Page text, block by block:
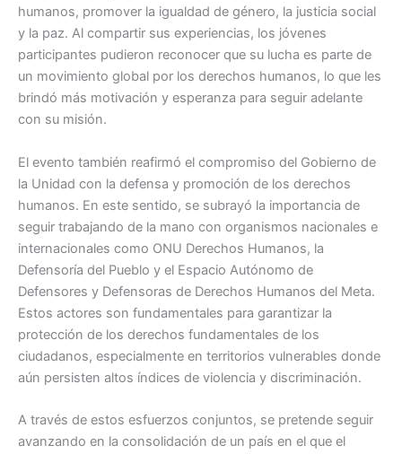
humanos, promover la igualdad de género, la justicia social
y la paz. Al compartir sus experiencias, los jóvenes
participantes pudieron reconocer que su lucha es parte de
un movimiento global por los derechos humanos, lo que les
brindó más motivación y esperanza para seguir adelante
con su misión.
El evento también reafirmó el compromiso del Gobierno de
la Unidad con la defensa y promoción de los derechos
humanos. En este sentido, se subrayó la importancia de
seguir trabajando de la mano con organismos nacionales e
internacionales como ONU Derechos Humanos, la
Defensoría del Pueblo y el Espacio Autónomo de
Defensores y Defensoras de Derechos Humanos del Meta.
Estos actores son fundamentales para garantizar la
protección de los derechos fundamentales de los
ciudadanos, especialmente en territorios vulnerables donde
aún persisten altos índices de violencia y discriminación.
A través de estos esfuerzos conjuntos, se pretende seguir
avanzando en la consolidación de un país en el que el